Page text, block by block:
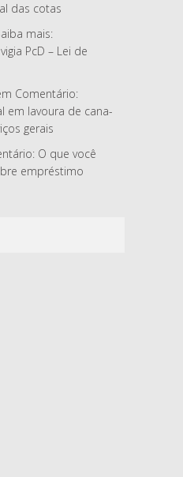
das cotas
mais:
PcD – Lei de
Comentário:
em lavoura de cana-
gerais
O que você
empréstimo